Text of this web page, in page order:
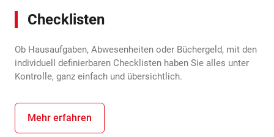
Checklisten
Ob Hausaufgaben, Abwesenheiten oder Büchergeld, mit den
individuell definierbaren Checklisten haben Sie alles unter
Kontrolle, ganz einfach und übersichtlich.
Mehr erfahren